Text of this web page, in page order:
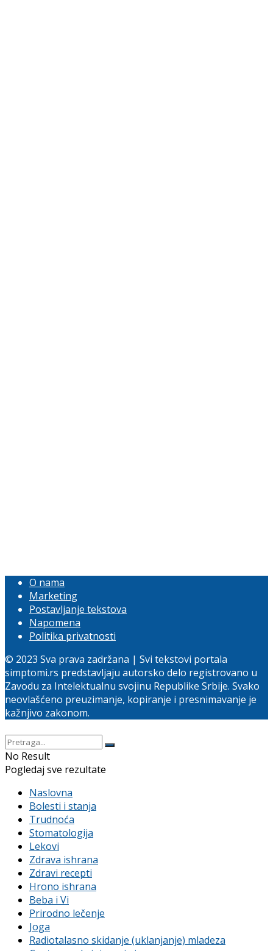
O nama
Marketing
Postavljanje tekstova
Napomena
Politika privatnosti
© 2023 Sva prava zadržana | Svi tekstovi portala
simptomi.rs predstavljaju autorsko delo registrovano u
Zavodu za Intelektualnu svojinu Republike Srbije. Svako
neovlašćeno preuzimanje, kopiranje i presnimavanje je
kažnjivo zakonom.
No Result
Pogledaj sve rezultate
Naslovna
Bolesti i stanja
Trudnoća
Stomatologija
Lekovi
Zdrava ishrana
Zdravi recepti
Hrono ishrana
Beba i Vi
Prirodno lečenje
Joga
Radiotalasno skidanje (uklanjanje) mladeza